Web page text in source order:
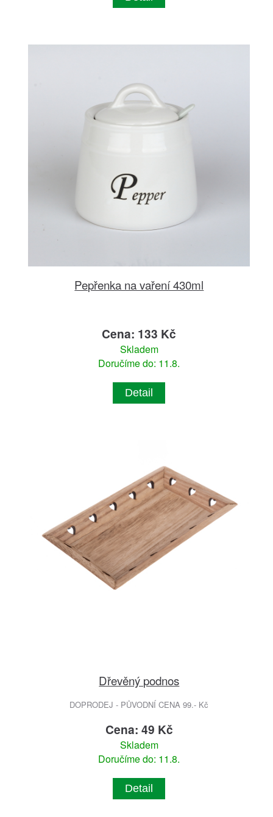
Pepřenka na vaření 430ml
Cena: 133 Kč
Skladem
Doručíme do: 11.8.
Detail
Dřevěný podnos
DOPRODEJ - PŮVODNÍ CENA 99.- Kč
Cena: 49 Kč
Skladem
Doručíme do: 11.8.
Detail